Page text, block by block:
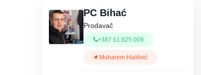
PC Bihać
Prodavač
+387 61 825 009
Muharem Halilivić